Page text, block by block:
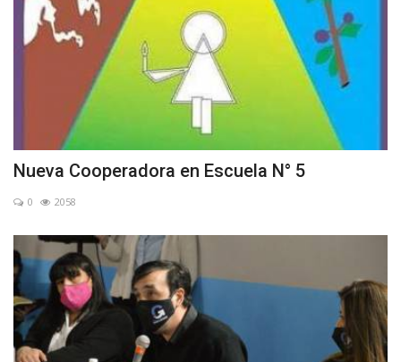
Nueva Cooperadora en Escuela N° 5
0 2058